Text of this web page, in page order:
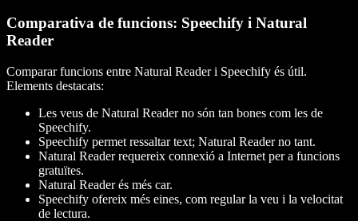
Comparativa de funcions: Speechify i Natural
Reader
Comparar funcions entre Natural Reader i Speechify és útil.
Elements destacats:
Les veus de Natural Reader no són tan bones com les de
Speechify.
Speechify permet ressaltar text; Natural Reader no tant.
Natural Reader requereix connexió a Internet per a funcions
gratuïtes.
Natural Reader és més car.
Speechify ofereix més eines, com regular la veu i la velocitat
de lectura.